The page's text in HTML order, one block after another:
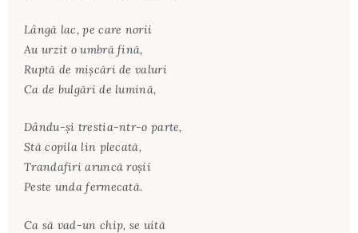
Lângă lac, pe care norii
Au urzit o umbră fină,
Ruptă de mişcări de valuri
Ca de bulgări de lumină,
Dându-şi trestia-ntr-o parte,
Stă copila lin plecată,
Trandafiri aruncă roşii
Peste unda fermecată.
Ca să vad-un chip, se uită